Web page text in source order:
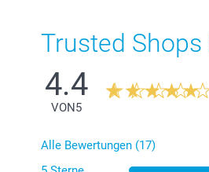
Trusted
4.4
VON5
Alle Bewertungen (17)